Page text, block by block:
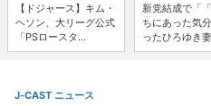
【ドジャース】キム・
ヘソン、大リーグ公式
「PSロースタ...
新党結成で「
ちにあった気
ったひろゆき
J-CAST ニュース